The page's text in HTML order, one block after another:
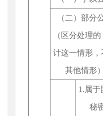
（二）部分
（区分处理的
计这一情形，
其他情形）
1.属于
秘